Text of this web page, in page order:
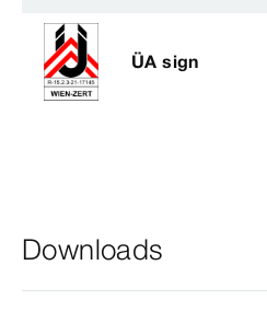
ÜA sign
Downloads